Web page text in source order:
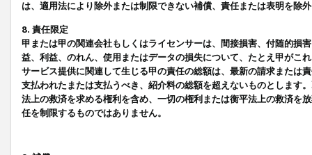
は、適用法により除外または制限できない補償、責任または表明を除
8. 責任限定
甲または甲の関連会社もしくはライセンサーは、間接損害、付随的損
益、利益、のれん、使用またはデータの損失について、たとえ甲がこ
サービス提供に関連して生じる甲の責任の総額は、最新の請求または
支払われたまたは支払うべき、紹介料の総額を超えないものとします
法上の救済を求める権利を含め、一切の権利または衡平法上の救済を
任を制限するものではありません。